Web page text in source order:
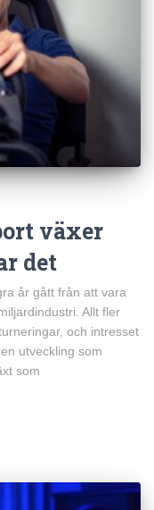
växer
det
år gått från att vara
Allt fler
och intresset
utveckling som
som